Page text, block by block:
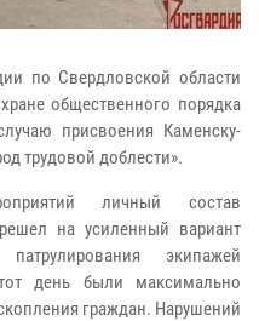
по Свердловской области
общественного порядка
присвоения Каменску-
трудовой доблести».
личный состав
на усиленный вариант
экипажей
день были максимально
граждан. Нарушений